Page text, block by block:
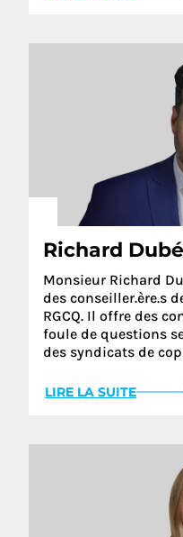
Richard Dubé
Monsieur Richard
des conseiller.ère.s
RGCQ. Il offre des
foule de questions
des syndicats de
LIRE LA SUITE